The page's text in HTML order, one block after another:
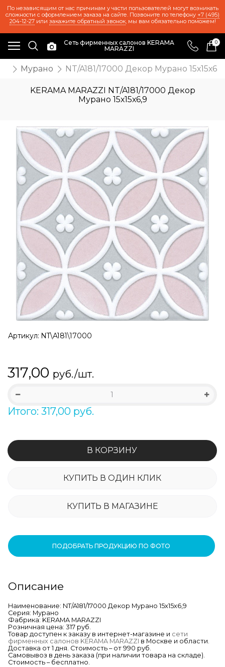
По независящим от нас причинам у части пользователей могут возникать
сложности с оформлением заказа на сайте. Позвоните по телефону +7 (495)
204-12-27или закажите обратный звонок, мы вам обязательно поможем!
Сеть фирменных салонов KERAMA
MARAZZI
0
Мурано NT/A181/17000 Декор Мурано 15х15х6,9
KERAMA MARAZZI NT/A181/17000 Декор
Мурано 15х15х6,9
Артикул: NT\A181\17000
317,00 руб./шт.
Итого: 317,00 руб.
В КОРЗИНУ
КУПИТЬ В ОДИН КЛИК
КУПИТЬ В МАГАЗИНЕ
ПОДОБРАТЬ ПРОДУКЦИЮ ПО ФОТО
Описание
Наименование: NT/A181/17000 Декор Мурано 15х15х6,9
Серия: Мурано
Фабрика: KERAMA MARAZZI
Розничная цена: 317 руб.
Товар доступен к заказу в интернет-магазине и сети
фирменных салонов KERAMA MARAZZI в Москве и области.
Доставка от 1 дня. Стоимость – от 990 руб.
Самовывоз в день заказа (при наличии товара на складе).
Стоимость – бесплатно.